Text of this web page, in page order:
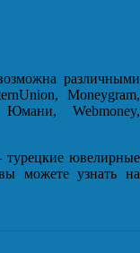
различными
Moneygram,
Webmoney,
турецкие ювелирные
можете узнать на